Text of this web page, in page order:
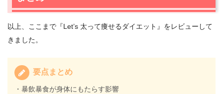
以上、ここまで『Let’s 太って痩せるダイエット』をレビューして
きました。
要点まとめ
・暴飲暴食が身体にもたらす影響